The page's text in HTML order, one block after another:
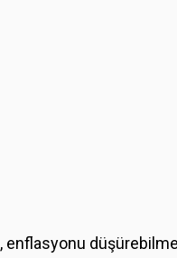
enflasyonu